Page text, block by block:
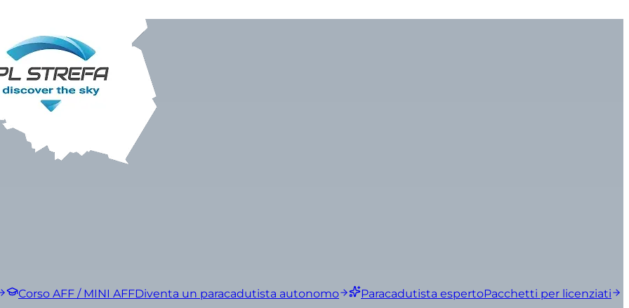
Corso AFF / MINI AFFDiventa un paracadutista autonomo Paracadutista espertoPacchetti per licenziati